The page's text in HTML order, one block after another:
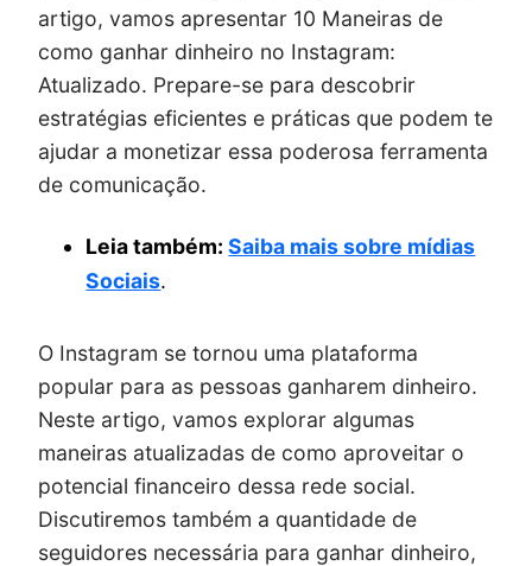
artigo, vamos apresentar 10 Maneiras de
como ganhar dinheiro no Instagram:
Atualizado. Prepare-se para descobrir
estratégias eficientes e práticas que podem te
ajudar a monetizar essa poderosa ferramenta
de comunicação.
Leia também:Saiba mais sobre mídias
Sociais.
O Instagram se tornou uma plataforma
popular para as pessoas ganharem dinheiro.
Neste artigo, vamos explorar algumas
maneiras atualizadas de como aproveitar o
potencial financeiro dessa rede social.
Discutiremos também a quantidade de
seguidores necessária para ganhar dinheiro,